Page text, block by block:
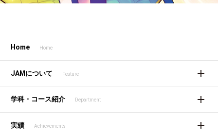
Home Home
JAMについて Feature
学科・コース紹介 Department
実績 Achievements